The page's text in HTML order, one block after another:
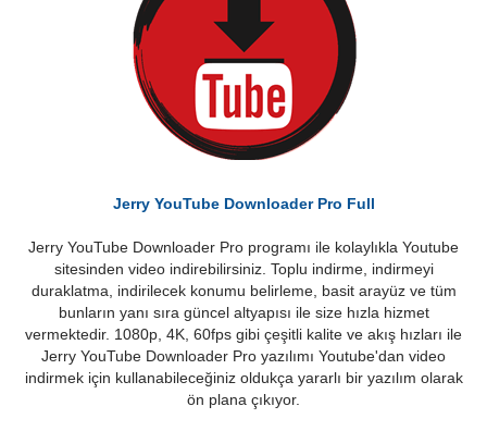
Jerry YouTube Downloader Pro Full
Jerry YouTube Downloader Pro programı ile kolaylıkla Youtube
sitesinden video indirebilirsiniz. Toplu indirme, indirmeyi
duraklatma, indirilecek konumu belirleme, basit arayüz ve tüm
bunların yanı sıra güncel altyapısı ile size hızla hizmet
vermektedir. 1080p, 4K, 60fps gibi çeşitli kalite ve akış hızları ile
Jerry YouTube Downloader Pro yazılımı Youtube'dan video
indirmek için kullanabileceğiniz oldukça yararlı bir yazılım olarak
ön plana çıkıyor.